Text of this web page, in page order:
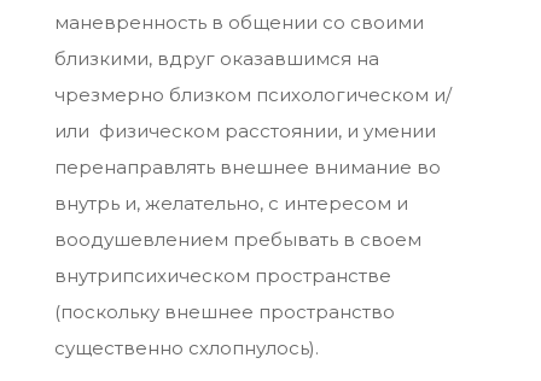
маневренность в общении со своими
близкими, вдруг оказавшимся на
чрезмерно близком психологическом и/
или физическом расстоянии, и умении
перенаправлять внешнее внимание во
внутрь и, желательно, с интересом и
воодушевлением пребывать в своем
внутрипсихическом пространстве
(поскольку внешнее пространство
существенно схлопнулось).